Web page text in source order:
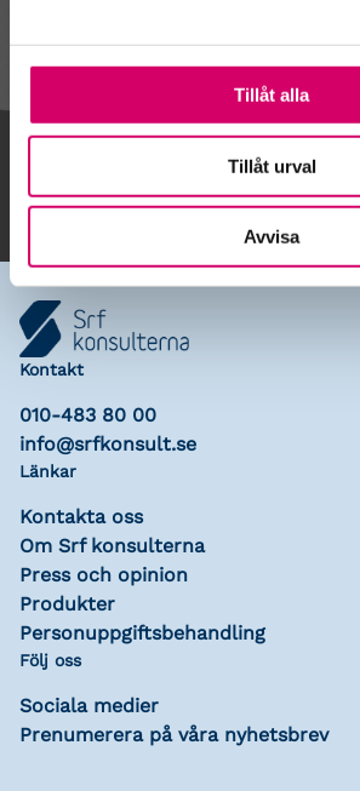
Tillåt alla
Tillåt urval
Avvisa
Gå till kalendariet
Lägg till i kalender
Kontakt
010-483 80 00
info@srfkonsult.se
Länkar
Kontakta oss
Om Srf konsulterna
Press och opinion
Produkter
Personuppgiftsbehandling
Följ oss
Sociala medier
Prenumerera på våra nyhetsbrev